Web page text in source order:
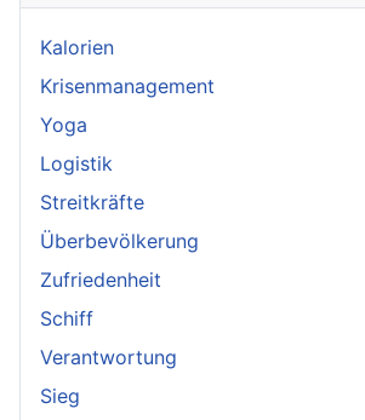
Kalorien
Krisenmanagement
Yoga
Logistik
Streitkräfte
Überbevölkerung
Zufriedenheit
Schiff
Verantwortung
Sieg